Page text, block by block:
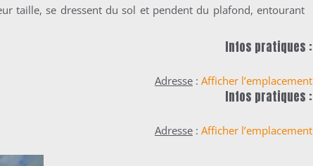
taille, se dressent du sol et pendent du plafond, entourant
Infos pratiques :
Adresse: Afficher l’emplacement
Infos pratiques :
Adresse: Afficher l’emplacement